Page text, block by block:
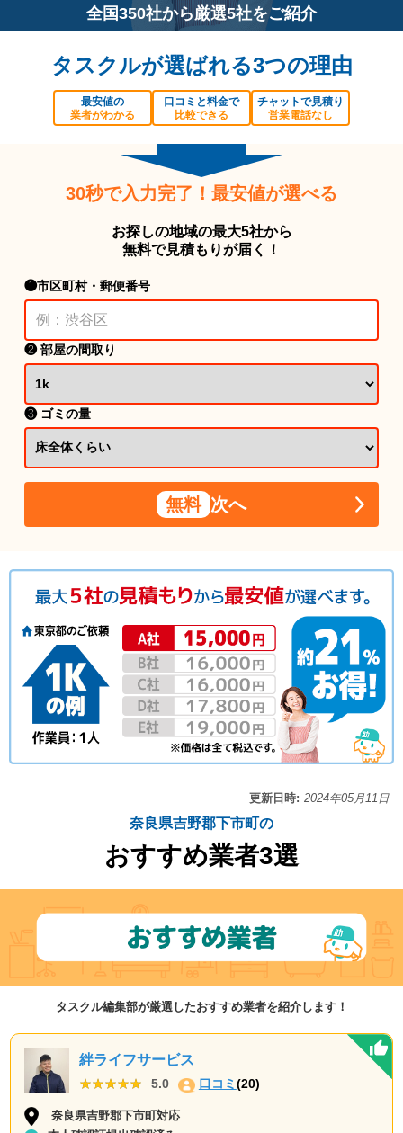
全国350社から厳選5社をご紹介
タスクルが選ばれる3つの理由
最安値の
業者がわかる
口コミと料金で
比較できる
チャットで見積り
営業電話なし
30秒で入力完了！最安値が選べる
お探しの地域の最大5社から
無料で見積もりが届く！
❶市区町村・郵便番号
❷ 部屋の間取り
❸ ゴミの量
無料 次へ
更新日時: 2024年05月11日
奈良県吉野郡下市町の
おすすめ業者3選
タスクル編集部が厳選したおすすめ業者を紹介します！
絆ライフサービス
★★★★★
★★★★★ 5.0 口コミ(20)
奈良県吉野郡下市町対応